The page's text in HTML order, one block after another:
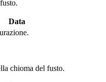
Data
chioma del fusto.